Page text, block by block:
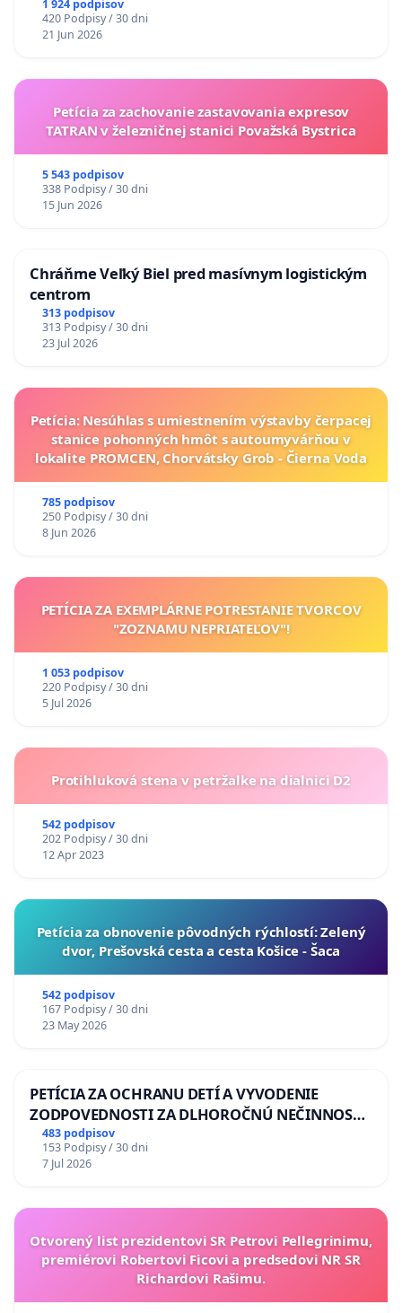
situácie v školstve
1 924 podpisov
420 Podpisy / 30 dni
21 Jun 2026
Petícia za zachovanie zastavovania expresov
TATRAN v železničnej stanici Považská Bystrica
5 543 podpisov
338 Podpisy / 30 dni
15 Jun 2026
Chráňme Veľký Biel pred masívnym logistickým
centrom
313 podpisov
313 Podpisy / 30 dni
23 Jul 2026
Petícia: Nesúhlas s umiestnením výstavby čerpacej
stanice pohonných hmôt s autoumyvárňou v
lokalite PROMCEN, Chorvátsky Grob - Čierna Voda
785 podpisov
250 Podpisy / 30 dni
8 Jun 2026
PETÍCIA ZA EXEMPLÁRNE POTRESTANIE TVORCOV
"ZOZNAMU NEPRIATEĽOV"!
1 053 podpisov
220 Podpisy / 30 dni
5 Jul 2026
Protihluková stena v petržalke na dialnici D2
542 podpisov
202 Podpisy / 30 dni
12 Apr 2023
​Petícia za obnovenie pôvodných rýchlostí: Zelený
dvor, Prešovská cesta a cesta Košice - Šaca
542 podpisov
167 Podpisy / 30 dni
23 May 2026
PETÍCIA ZA OCHRANU DETÍ A VYVODENIE
ZODPOVEDNOSTI ZA DLHOROČNÚ NEČINNOSŤ
A ZLYHANIE ŠTÁTU
483 podpisov
153 Podpisy / 30 dni
7 Jul 2026
Otvorený list prezidentovi SR Petrovi Pellegrinimu,
premiérovi Robertovi Ficovi a predsedovi NR SR
Richardovi Rašimu.